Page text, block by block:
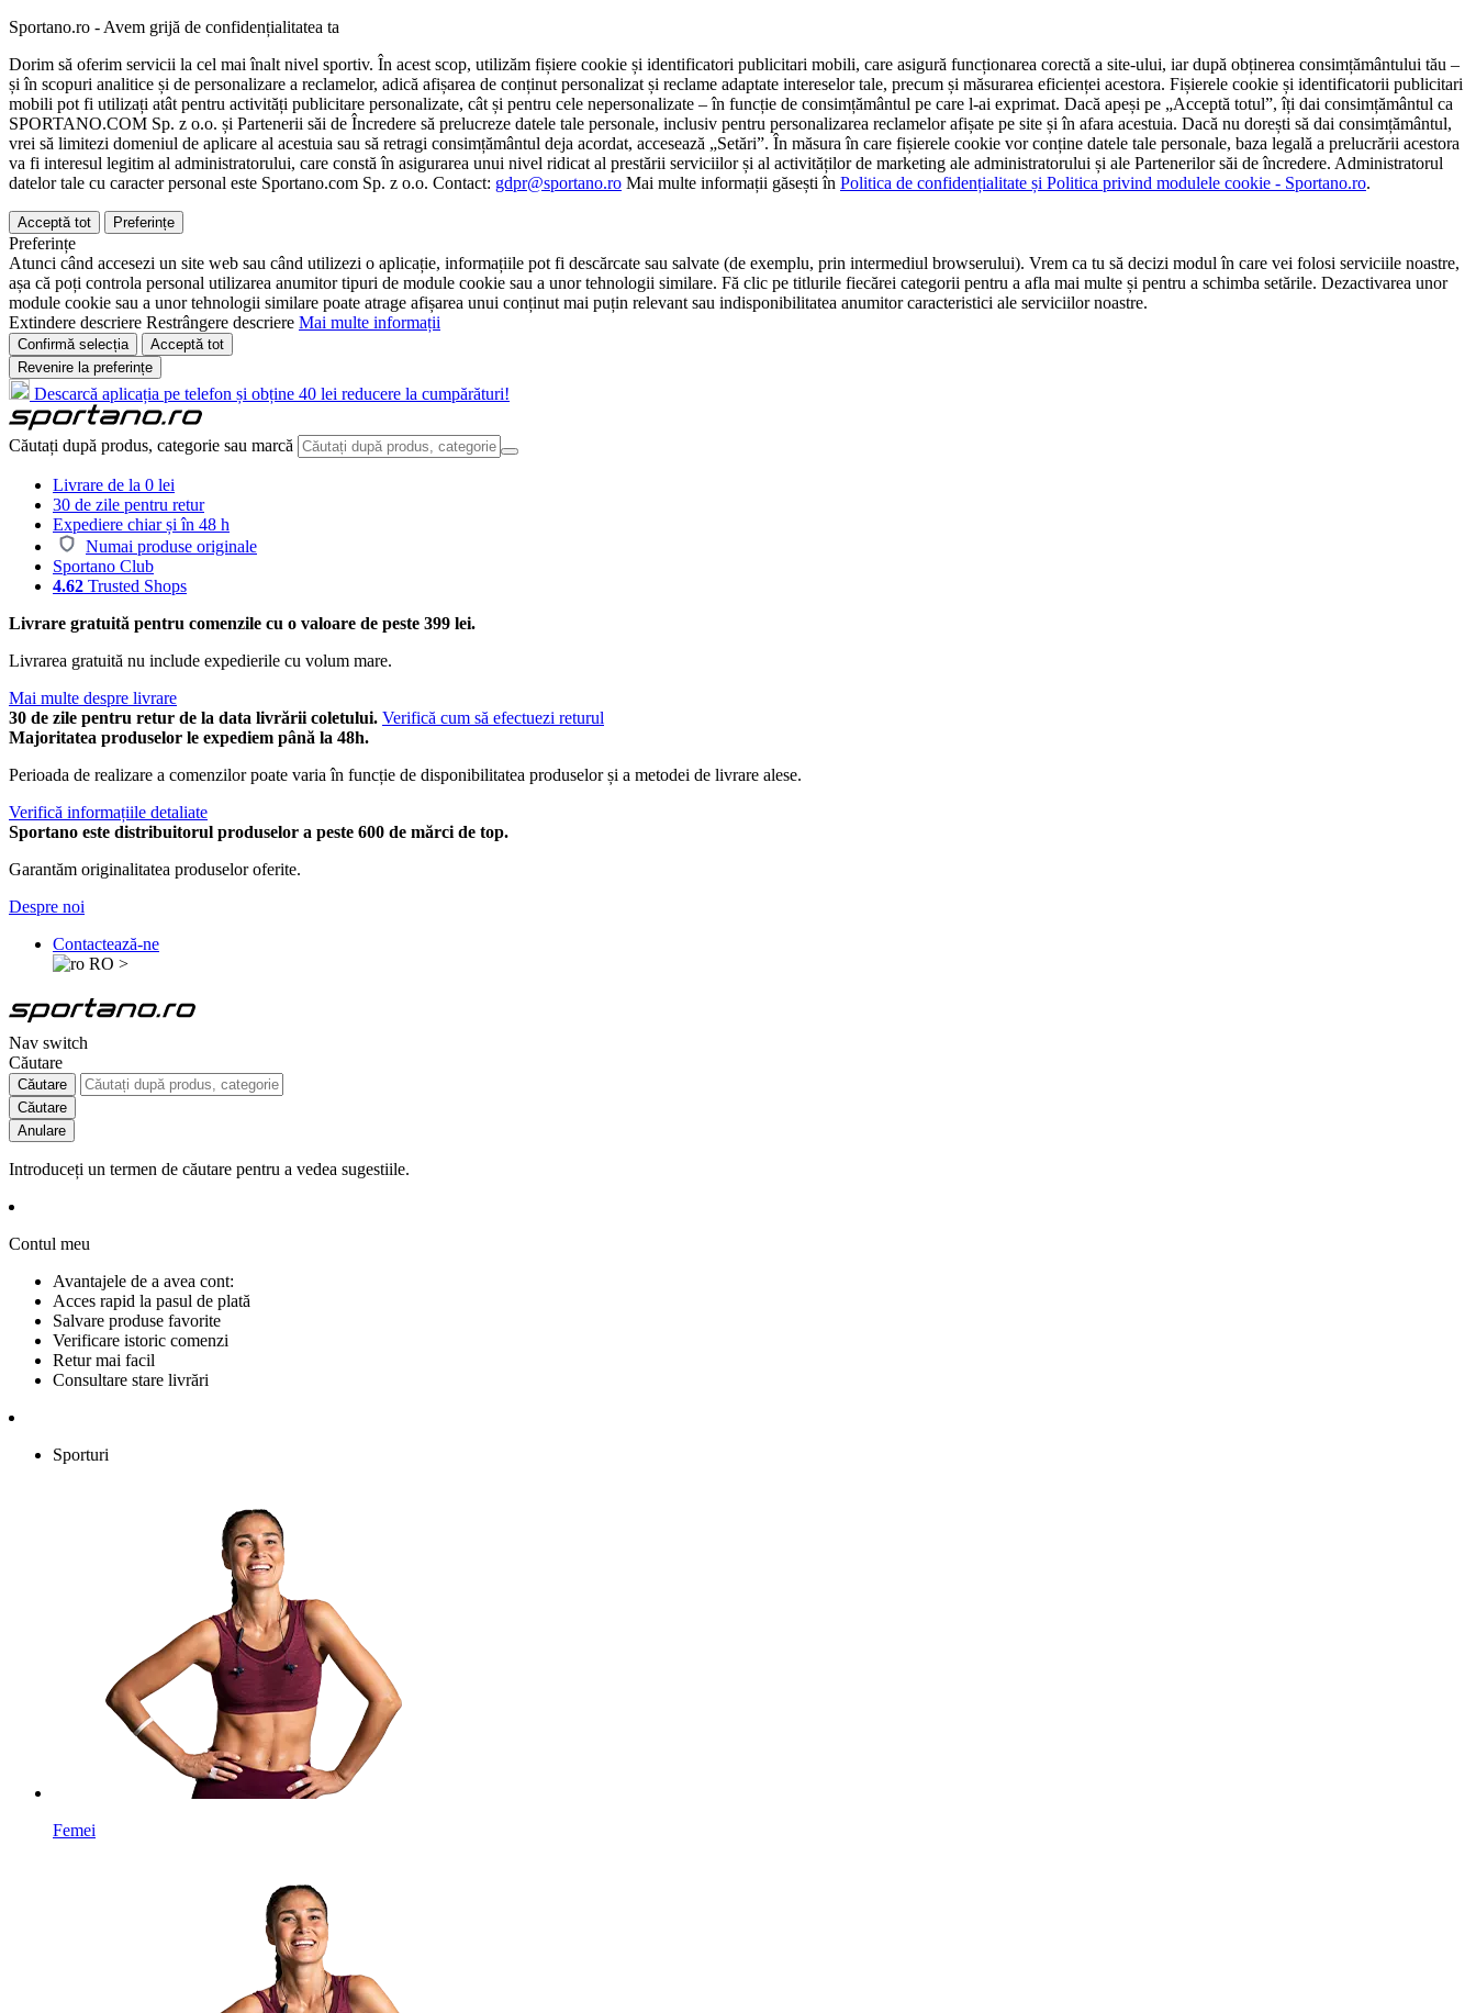
Sportano.ro - Avem grijă de confidențialitatea ta
Dorim să oferim servicii la cel mai înalt nivel sportiv. În acest scop, utilizăm fișiere cookie și identificatori publicitari mobili, care asigură funcționarea corectă a site-ului, iar după obținerea consimțământului tău –
și în scopuri analitice și de personalizare a reclamelor, adică afișarea de conținut personalizat și reclame adaptate intereselor tale, precum și măsurarea eficienței acestora. Fișierele cookie și identificatorii publicitari
mobili pot fi utilizați atât pentru activități publicitare personalizate, cât și pentru cele nepersonalizate – în funcție de consimțământul pe care l-ai exprimat. Dacă apeși pe „Acceptă totul”, îți dai consimțământul ca
SPORTANO.COM Sp. z o.o. și Partenerii săi de Încredere să prelucreze datele tale personale, inclusiv pentru personalizarea reclamelor afișate pe site și în afara acestuia. Dacă nu dorești să dai consimțământul,
vrei să limitezi domeniul de aplicare al acestuia sau să retragi consimțământul deja acordat, accesează „Setări”. În măsura în care fișierele cookie vor conține datele tale personale, baza legală a prelucrării acestora
va fi interesul legitim al administratorului, care constă în asigurarea unui nivel ridicat al prestării serviciilor și al activităților de marketing ale administratorului și ale Partenerilor săi de încredere. Administratorul
datelor tale cu caracter personal este Sportano.com Sp. z o.o. Contact: gdpr@sportano.ro Mai multe informații găsești în Politica de confidențialitate și Politica privind modulele cookie - Sportano.ro.
Acceptă tot Preferințe
Preferințe
Atunci când accesezi un site web sau când utilizezi o aplicație, informațiile pot fi descărcate sau salvate (de exemplu, prin intermediul browserului). Vrem ca tu să decizi modul în care vei folosi serviciile noastre,
așa că poți controla personal utilizarea anumitor tipuri de module cookie sau a unor tehnologii similare. Fă clic pe titlurile fiecărei categorii pentru a afla mai multe și pentru a schimba setările. Dezactivarea unor
module cookie sau a unor tehnologii similare poate atrage afișarea unui conținut mai puțin relevant sau indisponibilitatea anumitor caracteristici ale serviciilor noastre.
Extindere descriere Restrângere descriere Mai multe informații
Confirmă selecția
Acceptă tot
Revenire la preferințe
Descarcă aplicația pe telefon și obține 40 lei reducere la cumpărături!
Căutați după produs, categorie sau marcă
Livrare de la 0 lei
30 de zile pentru retur
Expediere chiar și în 48 h
Numai produse originale
Sportano Club
4.62 Trusted Shops
Livrare gratuită pentru comenzile cu o valoare de peste 399 lei.
Livrarea gratuită nu include expedierile cu volum mare.
Mai multe despre livrare
30 de zile pentru retur de la data livrării coletului. Verifică cum să efectuezi returul
Majoritatea produselor le expediem până la 48h.
Perioada de realizare a comenzilor poate varia în funcție de disponibilitatea produselor și a metodei de livrare alese.
Verifică informațiile detaliate
Sportano este distribuitorul produselor a peste 600 de mărci de top.
Garantăm originalitatea produselor oferite.
Despre noi
Contactează-ne
RO >
Nav switch
Căutare
Căutare
Căutare
Anulare
Introduceți un termen de căutare pentru a vedea sugestiile.
Contul meu
Avantajele de a avea cont:
Acces rapid la pasul de plată
Salvare produse favorite
Verificare istoric comenzi
Retur mai facil
Consultare stare livrări
Sporturi
Femei